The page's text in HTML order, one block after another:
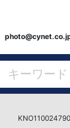
KNO110024790